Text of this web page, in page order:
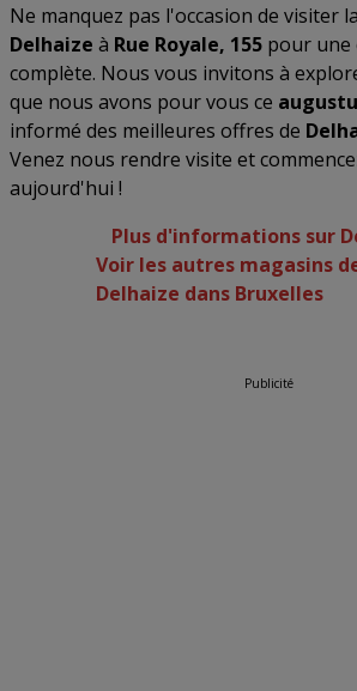
Ne manquez pas l'occasion de visiter
Delhaize à Rue Royale, 155 pour une
complète. Nous vous invitons à
que nous avons pour vous ce
informé des meilleures offres de
Venez nous rendre visite et
aujourd'hui !
Plus d'informations sur
Voir les autres magasins
Delhaize dans Bruxelles
Publicité